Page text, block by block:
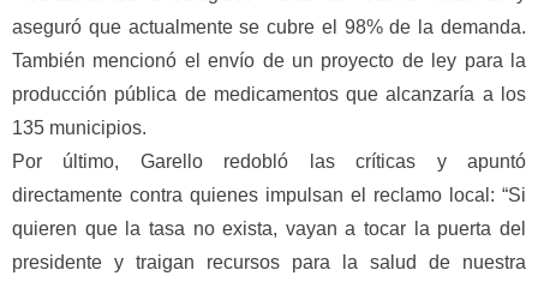
aseguró que actualmente se cubre el 98% de la demanda.
También mencionó el envío de un proyecto de ley para la
producción pública de medicamentos que alcanzaría a los
135 municipios.
Por último, Garello redobló las críticas y apuntó
directamente contra quienes impulsan el reclamo local: “Si
quieren que la tasa no exista, vayan a tocar la puerta del
presidente y traigan recursos para la salud de nuestra